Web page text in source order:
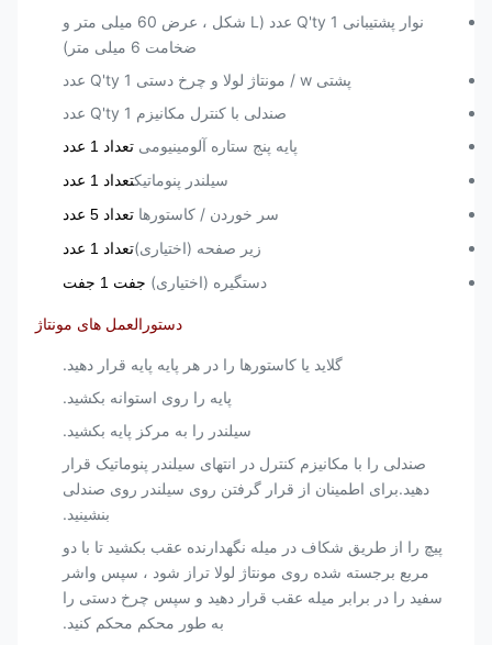
نوار پشتیبانی Q'ty 1 عدد (L شکل ، عرض 60 میلی متر و
ضخامت 6 میلی متر)
پشتی w / مونتاژ لولا و چرخ دستی Q'ty 1 عدد
صندلی با کنترل مکانیزم Q'ty 1 عدد
پایه پنج ستاره آلومینیومی تعداد 1 عدد
سیلندر پنوماتیکتعداد 1 عدد
سر خوردن / کاستورها تعداد 5 عدد
زیر صفحه (اختیاری)تعداد 1 عدد
دستگیره (اختیاری) جفت 1 جفت
دستورالعمل های مونتاژ
گلاید یا کاستورها را در هر پایه پایه قرار دهید.
پایه را روی استوانه بکشید.
سیلندر را به مرکز پایه بکشید.
صندلی را با مکانیزم کنترل در انتهای سیلندر پنوماتیک قرار
دهید.برای اطمینان از قرار گرفتن روی سیلندر روی صندلی
بنشینید.
پیچ را از طریق شکاف در میله نگهدارنده عقب بکشید تا با دو
مربع برجسته شده روی مونتاژ لولا تراز شود ، سپس واشر
سفید را در برابر میله عقب قرار دهید و سپس چرخ دستی را
به طور محکم محکم کنید.